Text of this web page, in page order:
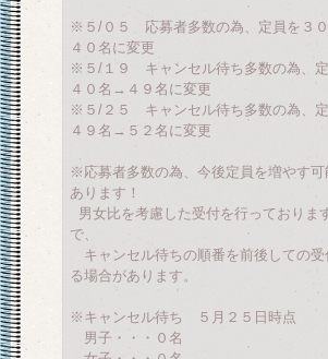
※５/０５ 応募者多数の為、定員を３
４０名に変更
※５/１９ キャンセル待ち多数の為、
４０名→４９名に変更
※５/２５ キャンセル待ち多数の為、
４９名→５２名に変更
※応募者多数の為、今後定員を増やす可
あります！
男女比を考慮した受付を行っておりま
で、
キャンセル待ちの順番を前後しての受
る場合があります。
※キャンセル待ち ５月２５日時点
男子・・・０名